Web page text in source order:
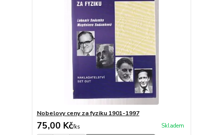
Nobelovy ceny za fyziku 1901-1997
75,00 Kč/ks Skladem